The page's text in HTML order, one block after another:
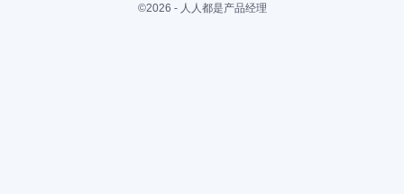
©2026 - 人人都是产品经理